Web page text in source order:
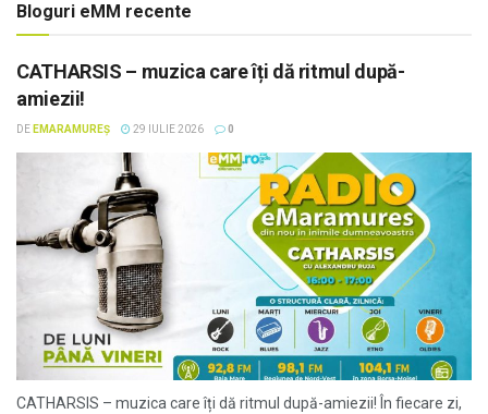
Bloguri eMM recente
CATHARSIS – muzica care îți dă ritmul după-
amiezii!
DE EMARAMUREȘ 29 IULIE 2026 0
CATHARSIS – muzica care îți dă ritmul după-amiezii! În fiecare zi,